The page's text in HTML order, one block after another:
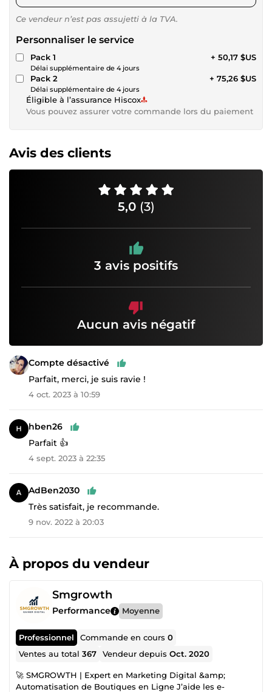
Ce vendeur n’est pas assujetti à la TVA.
Personnaliser le service
Pack 1
Délai supplémentaire de 4 jours
+ 50,17 $US
Pack 2
Délai supplémentaire de 4 jours
+ 75,26 $US
Éligible à l’assurance Hiscox
Vous pouvez assurer votre commande lors du paiement
Avis des clients
5,0 (3)
3 avis positifs
Aucun avis négatif
Compte désactivé
Parfait, merci, je suis ravie !
4 oct. 2023 à 10:59
hben26
Parfait 👍
4 sept. 2023 à 22:35
AdBen2030
Très satisfait, je recommande.
9 nov. 2022 à 20:03
À propos du vendeur
Smgrowth
Performance Moyenne
Professionnel Commande en cours0
Ventes au total367 Vendeur depuisOct. 2020
🚀 SMGROWTH | Expert en Marketing Digital &amp;
Automatisation de Boutiques en Ligne J’aide les e-